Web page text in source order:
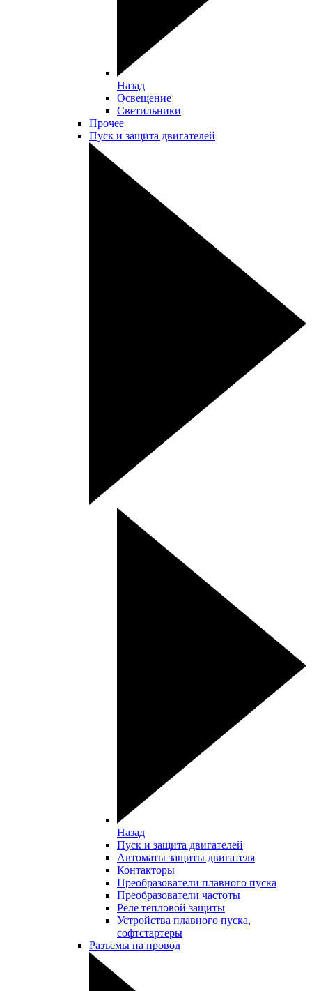
Назад
Освещение
Светильники
Прочее
Пуск и защита двигателей
Назад
Пуск и защита двигателей
Автоматы защиты двигателя
Контакторы
Преобразователи плавного пуска
Преобразователи частоты
Реле тепловой защиты
Устройства плавного пуска,
софтстартеры
Разъемы на провод